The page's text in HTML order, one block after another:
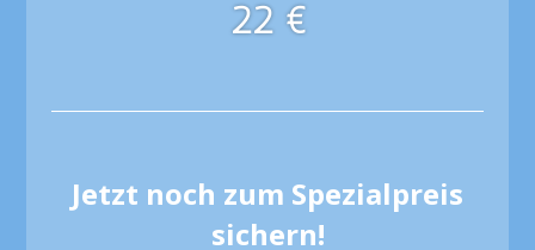
22 €
Jetzt noch zum Spezialpreis
sichern!